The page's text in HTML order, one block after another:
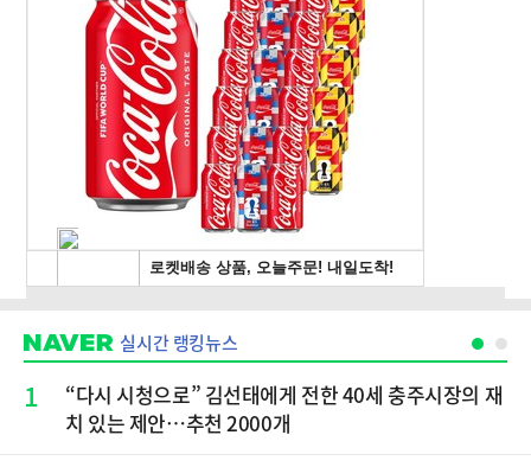
실시간 랭킹뉴스
1
“다시 시청으로” 김선태에게 전한 40세 충주시장의 재
치 있는 제안…추천 2000개